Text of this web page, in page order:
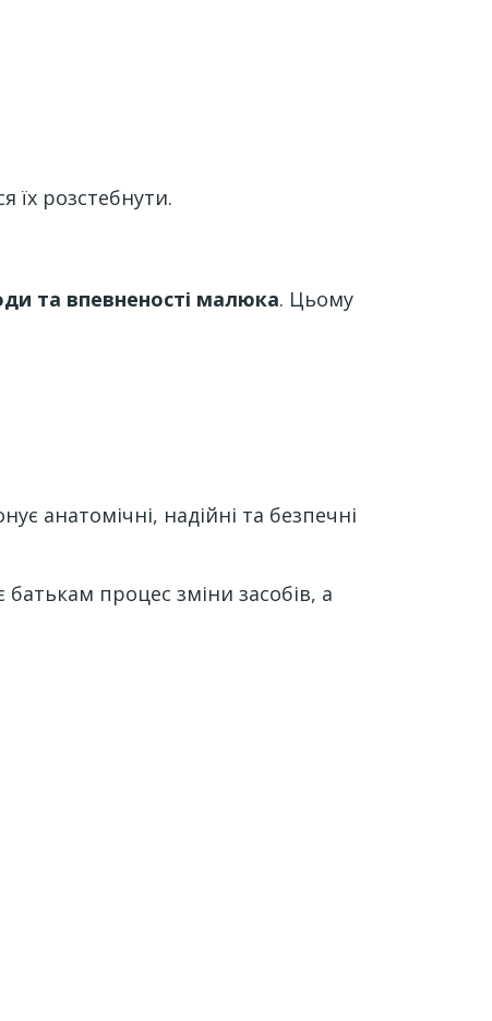
їх розстебнути.
та впевненості малюка. Цьому
анатомічні, надійні та безпечні
батькам процес зміни засобів, а